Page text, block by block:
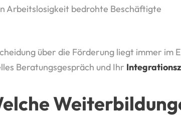
Arbeitslosigkeit bedrohte Beschäftigte
über die Förderung liegt immer im
Beratungsgespräch und Ihr